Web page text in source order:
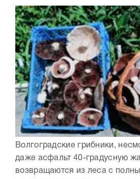
Волгоградские грибники,
даже асфальт 40-градусную
возвращаются из леса с